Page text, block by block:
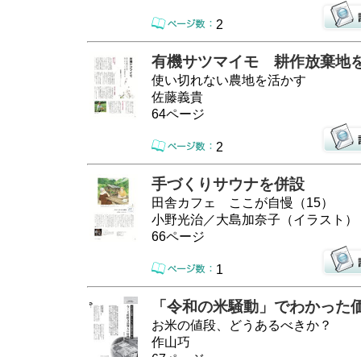
2
有機サツマイモ 耕作放棄地
使い切れない農地を活かす
佐藤義貴
64ページ
2
手づくりサウナを併設
田舎カフェ ここが自慢（15）
小野光治／大島加奈子（イラスト）
66ページ
1
「令和の米騒動」でわかっ
お米の値段、どうあるべきか？
作山巧